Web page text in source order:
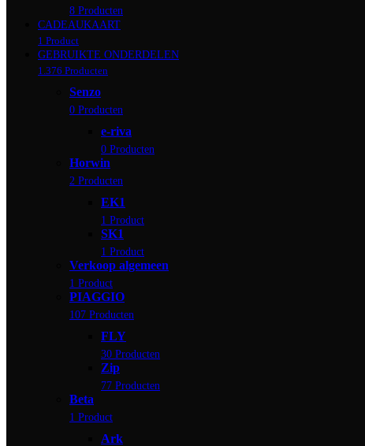
8 Producten
CADEAUKAART
1 Product
GEBRUIKTE ONDERDELEN
1.376 Producten
Senzo
0 Producten
e-riva
0 Producten
Horwin
2 Producten
EK1
1 Product
SK1
1 Product
Verkoop algemeen
1 Product
PIAGGIO
107 Producten
FLY
30 Producten
Zip
77 Producten
Beta
1 Product
Ark